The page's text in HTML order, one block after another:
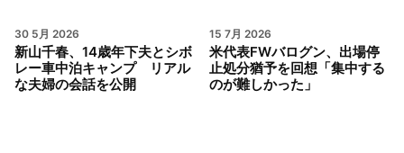
30 5月 2026
新山千春、14歳年下夫とシボ
レー車中泊キャンプ リアル
な夫婦の会話を公開
15 7月 2026
米代表FWバログン、出場停
止処分猶予を回想「集中する
のが難しかった」